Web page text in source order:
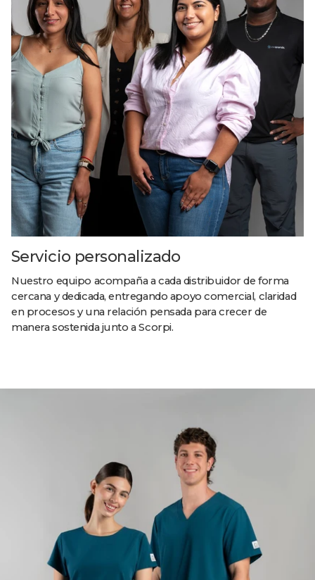
Servicio personalizado
Nuestro equipo acompaña a cada distribuidor de forma
cercana y dedicada, entregando apoyo comercial, claridad
en procesos y una relación pensada para crecer de
manera sostenida junto a Scorpi.